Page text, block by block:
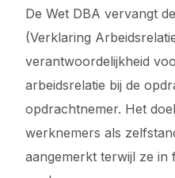
De Wet DBA vervangt
(Verklaring
verantwoordelijkheid
arbeidsrelatie bij de
opdrachtnemer. Het
werknemers als
aangemerkt terwijl ze in